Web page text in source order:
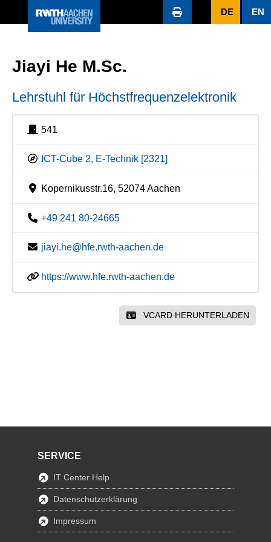
DE EN
Jiayi He M.Sc.
Lehrstuhl für Höchstfrequenzelektronik
541
ICT-Cube 2, E-Technik [2321]
Kopernikusstr.16, 52074 Aachen
+49 241 80-24665
jiayi.he@hfe.rwth-aachen.de
https://www.hfe.rwth-aachen.de
VCARD HERUNTERLADEN
SERVICE
IT Center Help
Datenschutzerklärung
Impressum